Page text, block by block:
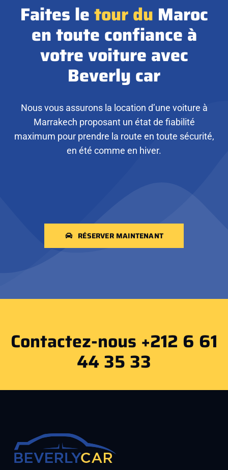
Faites letourdu Maroc
en toute confiance à
votre voiture avec
Beverly car
Nous vous assurons la location d’une voiture à
Marrakech proposant un état de fiabilité
maximum pour prendre la route en toute sécurité,
en été comme en hiver.
RÉSERVER MAINTENANT
Contactez-nous +212 6 61
44 35 33